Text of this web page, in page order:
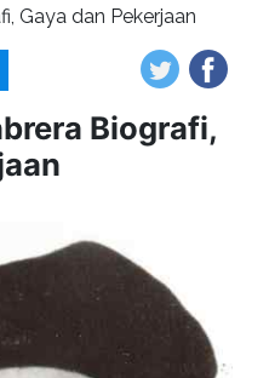
Gaya dan Pekerjaan
Biografi,